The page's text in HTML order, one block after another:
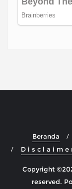
Beranda
D i s c l a i m e
Copyright
reserved.